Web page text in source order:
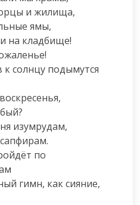
и жилища,
ямы,
на кладбище!
к солнцу подымутся
изумрудам,
по
гимн, как сияние,